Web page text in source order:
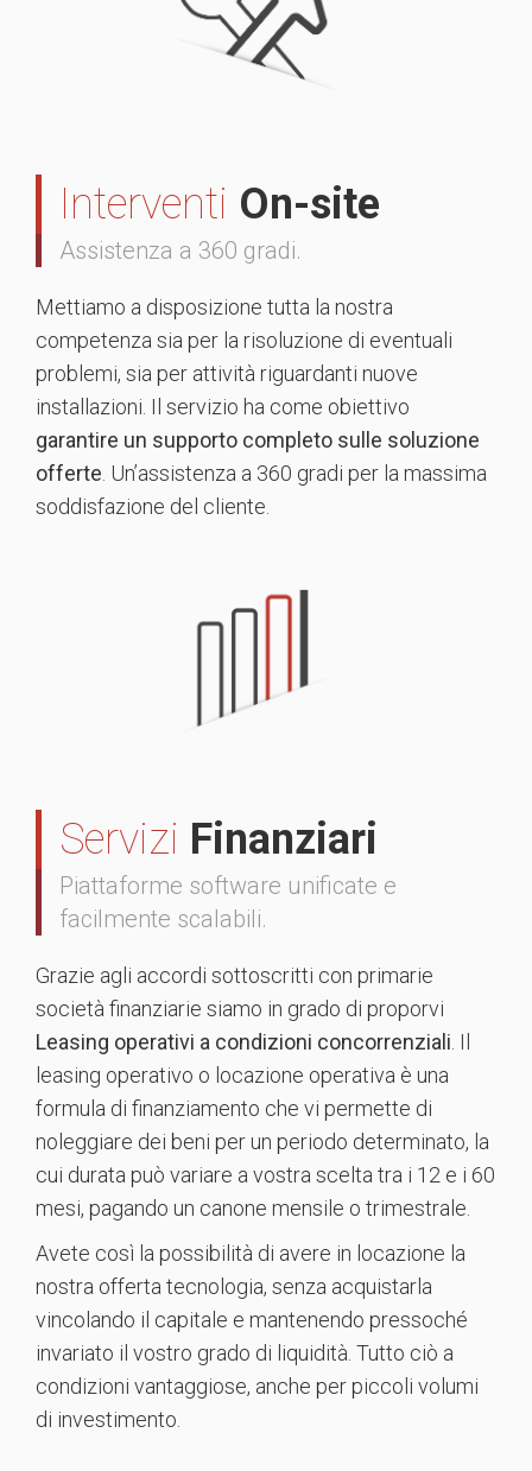
Interventi On-site
Assistenza a 360 gradi.
Mettiamo a disposizione tutta la nostra
competenza sia per la risoluzione di eventuali
problemi, sia per attività riguardanti nuove
installazioni. Il servizio ha come obiettivo
garantire un supporto completo sulle soluzione
offerte . Un’assistenza a 360 gradi per la massima
soddisfazione del cliente.
Servizi Finanziari
Piattaforme software unificate e
facilmente scalabili.
Grazie agli accordi sottoscritti con primarie
società finanziarie siamo in grado di proporvi
Leasing operativi a condizioni concorrenziali . Il
leasing operativo o locazione operativa è una
formula di finanziamento che vi permette di
noleggiare dei beni per un periodo determinato, la
cui durata può variare a vostra scelta tra i 12 e i 60
mesi, pagando un canone mensile o trimestrale.
Avete così la possibilità di avere in locazione la
nostra offerta tecnologia, senza acquistarla
vincolando il capitale e mantenendo pressoché
invariato il vostro grado di liquidità. Tutto ciò a
condizioni vantaggiose, anche per piccoli volumi
di investimento.